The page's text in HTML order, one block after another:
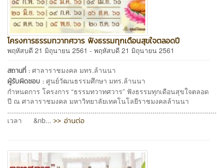
โครงการธรรมทวาทศวาร ฟังธรรมทุกเดือนสุขใจตลอดปี
พฤหัสบดี 21 มิถุนายน 2561 - พฤหัสบดี 21 มิถุนายน 2561
สถานที่ : ศาลาราชมงคล มทร.ล้านนา
ผู้รับผิดชอบ : ศูนย์วัฒนธรรมศึกษา มทร.ล้านนา
กำหนดการ โครงการ “ธรรมทวาทศวาร” ฟังธรรมทุกเดือนสุขใจตลอด
ปี ณ ศาลาราชมงคล มหาวิทยาลัยเทคโนโลยีราชมงคลล้านนา
เวลา &nb... >> อ่านต่อ